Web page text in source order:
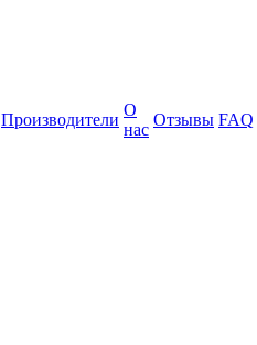
Производители
О
нас
Отзывы FAQ